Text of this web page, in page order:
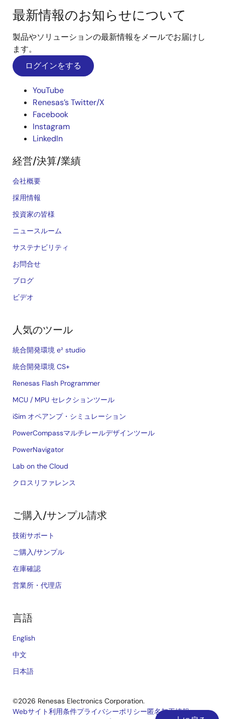
最新情報のお知らせについて
製品やソリューションの最新情報をメールでお届けし
ます。
ログインをする
YouTube
Renesas’s Twitter/X
Facebook
Instagram
LinkedIn
経営/決算/業績
会社概要
採用情報
投資家の皆様
ニュースルーム
サステナビリティ
お問合せ
ブログ
ビデオ
人気のツール
統合開発環境 e² studio
統合開発環境 CS+
Renesas Flash Programmer
MCU / MPU セレクションツール
iSim オペアンプ・シミュレーション
PowerCompassマルチレールデザインツール
PowerNavigator
Lab on the Cloud
クロスリファレンス
ご購入/サンプル請求
技術サポート
ご購入/サンプル
在庫確認
営業所・代理店
言語
English
中文
日本語
©2026 Renesas Electronics Corporation.
Webサイト利用条件プライバシーポリシー匿名加工情報